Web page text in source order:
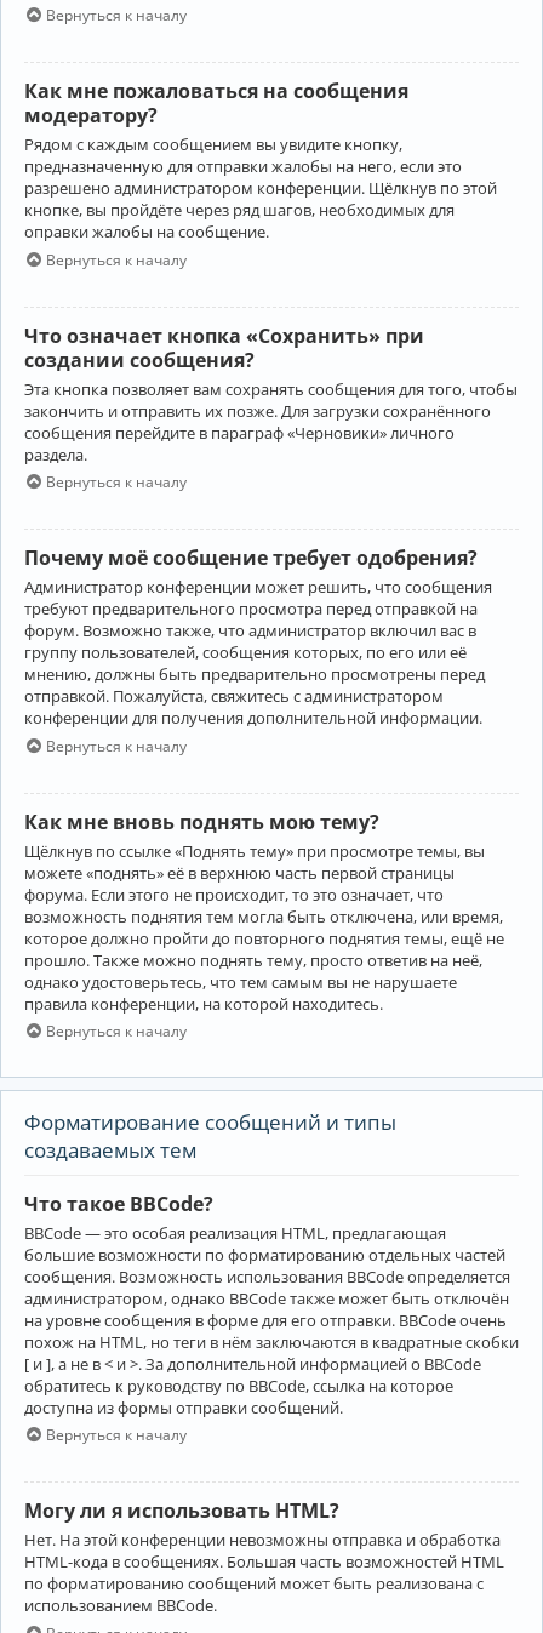
Вернуться к началу
Как мне пожаловаться на сообщения
модератору?
Рядом с каждым сообщением вы увидите кнопку,
предназначенную для отправки жалобы на него, если это
разрешено администратором конференции. Щёлкнув по этой
кнопке, вы пройдёте через ряд шагов, необходимых для
оправки жалобы на сообщение.
Вернуться к началу
Что означает кнопка «Сохранить» при
создании сообщения?
Эта кнопка позволяет вам сохранять сообщения для того, чтобы
закончить и отправить их позже. Для загрузки сохранённого
сообщения перейдите в параграф «Черновики» личного
раздела.
Вернуться к началу
Почему моё сообщение требует одобрения?
Администратор конференции может решить, что сообщения
требуют предварительного просмотра перед отправкой на
форум. Возможно также, что администратор включил вас в
группу пользователей, сообщения которых, по его или её
мнению, должны быть предварительно просмотрены перед
отправкой. Пожалуйста, свяжитесь с администратором
конференции для получения дополнительной информации.
Вернуться к началу
Как мне вновь поднять мою тему?
Щёлкнув по ссылке «Поднять тему» при просмотре темы, вы
можете «поднять» её в верхнюю часть первой страницы
форума. Если этого не происходит, то это означает, что
возможность поднятия тем могла быть отключена, или время,
которое должно пройти до повторного поднятия темы, ещё не
прошло. Также можно поднять тему, просто ответив на неё,
однако удостоверьтесь, что тем самым вы не нарушаете
правила конференции, на которой находитесь.
Вернуться к началу
Форматирование сообщений и типы
создаваемых тем
Что такое BBCode?
BBCode — это особая реализация HTML, предлагающая
большие возможности по форматированию отдельных частей
сообщения. Возможность использования BBCode определяется
администратором, однако BBCode также может быть отключён
на уровне сообщения в форме для его отправки. BBCode очень
похож на HTML, но теги в нём заключаются в квадратные скобки
[ и ], а не в < и >. За дополнительной информацией о BBCode
обратитесь к руководству по BBCode, ссылка на которое
доступна из формы отправки сообщений.
Вернуться к началу
Могу ли я использовать HTML?
Нет. На этой конференции невозможны отправка и обработка
HTML-кода в сообщениях. Большая часть возможностей HTML
по форматированию сообщений может быть реализована с
использованием BBCode.